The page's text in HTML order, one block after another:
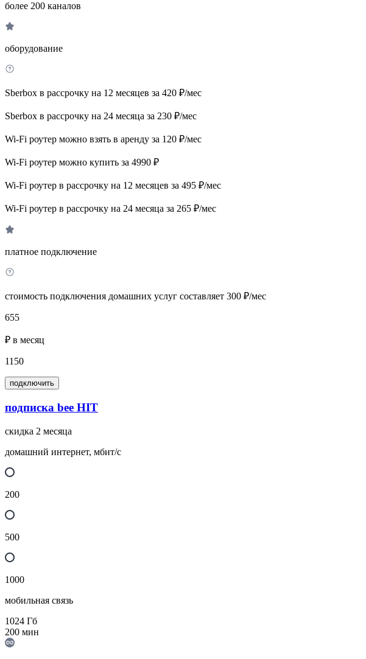
более 200 каналов
оборудование
Sberbox в рассрочку на 12 месяцев за 420 ₽/мес
Sberbox в рассрочку на 24 месяца за 230 ₽/мес
Wi-Fi роутер можно взять в аренду за 120 ₽/мес
Wi-Fi роутер можно купить за 4990 ₽
Wi-Fi роутер в рассрочку на 12 месяцев за 495 ₽/мес
Wi-Fi роутер в рассрочку на 24 месяца за 265 ₽/мес
платное подключение
стоимость подключения домашних услуг составляет 300 ₽/мес
655
₽ в месяц
1150
подключить
подписка bee HIT
скидка 2 месяца
домашний интернет, мбит/с
200
500
1000
мобильная связь
1024 Гб
200 мин